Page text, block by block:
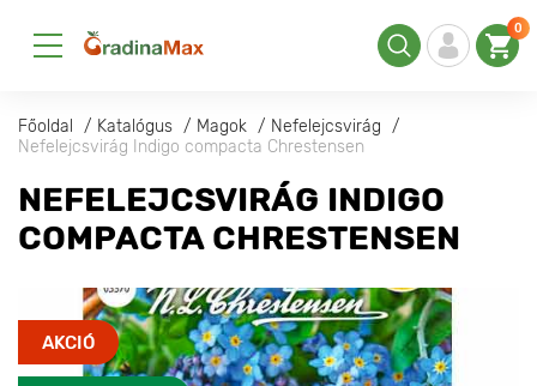
0
Főoldal Katalógus Magok
Nefelejcsvirág
Nefelejcsvirág Indigo compacta Chrestensen
NEFELEJCSVIRÁG INDIGO
COMPACTA CHRESTENSEN
AKCIÓ